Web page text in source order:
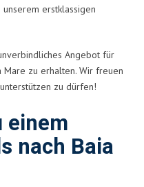
erstklassigen
Angebot für
Mare zu erhalten. Wir freuen
zu dürfen!
einem
nach Baia